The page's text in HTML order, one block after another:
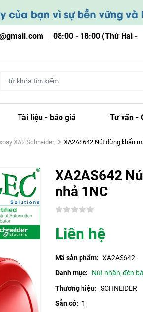
08:00 - 18:00 (Thứ Hai -
Tài liệu - báo giá Tư vấn -
XA2 Schneider XA2AS642 Nút dừng khẩn
XA2AS642
nhả 1NC
Liên hệ
Mã sản phẩm: XA2AS642
Danh mục:
Nút nhấn, đèn
Thương hiệu: SCHNEIDER
Sẵn có:
1